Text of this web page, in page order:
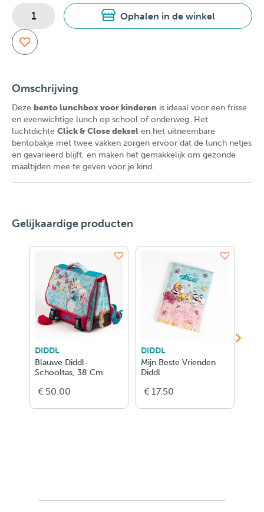
Ophalen in de winkel
Omschrijving
Deze bento lunchbox voor kinderen is ideaal voor een frisse
en evenwichtige lunch op school of onderweg. Het
luchtdichte Click & Close deksel en het uitneembare
bentobakje met twee vakken zorgen ervoor dat de lunch netjes
en gevarieerd blijft, en maken het gemakkelijk om gezonde
maaltijden mee te geven voor je kind.
Gelijkaardige producten
DIDDL
Blauwe Diddl-
Schooltas, 38 Cm
€ 50.00
DIDDL
Mijn Beste Vrienden
Diddl
€ 17.50